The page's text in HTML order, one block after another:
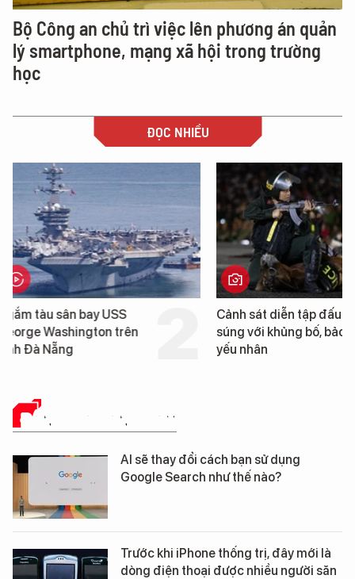
Bộ Công an chủ trì việc lên phương án quản
lý smartphone, mạng xã hội trong trường
học
ĐỌC NHIỀU
Cảnh sát diễn tập đấu
súng với khủng bố, bảo vệ
yếu nhân
Hình ảnh đầu tiên về
tàu sân bay USS
Washington vừa đến
ĐÁNH GIÁ SẢN PHẨM
AI sẽ thay đổi cách bạn sử dụng
Google Search như thế nào?
Trước khi iPhone thống trị, đây mới là
dòng điện thoại được nhiều người săn